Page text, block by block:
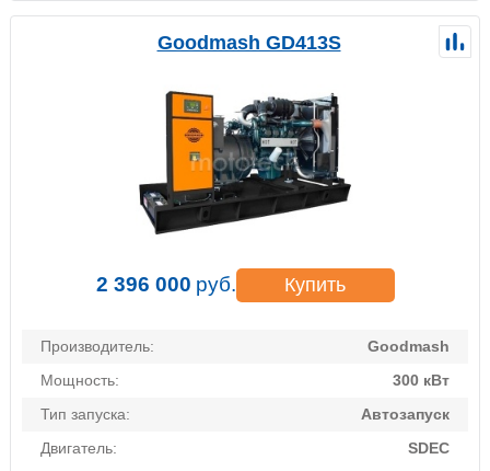
Goodmash GD413S
2 396 000 руб. Купить
Производитель:
Goodmash
Мощность:
300 кВт
Тип запуска:
Автозапуск
Двигатель:
SDEC